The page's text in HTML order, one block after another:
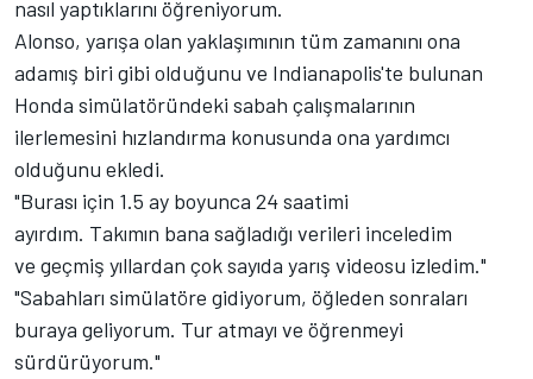
nasıl yaptıklarını öğreniyorum.
Alonso, yarışa olan yaklaşımının tüm zamanını ona
adamış biri gibi olduğunu ve Indianapolis'te bulunan
Honda simülatöründeki sabah çalışmalarının
ilerlemesini hızlandırma konusunda ona yardımcı
olduğunu ekledi.
"Burası için 1.5 ay boyunca 24 saatimi
ayırdım. Takımın bana sağladığı verileri inceledim
ve geçmiş yıllardan çok sayıda yarış videosu izledim."
"Sabahları simülatöre gidiyorum, öğleden sonraları
buraya geliyorum. Tur atmayı ve öğrenmeyi
sürdürüyorum."